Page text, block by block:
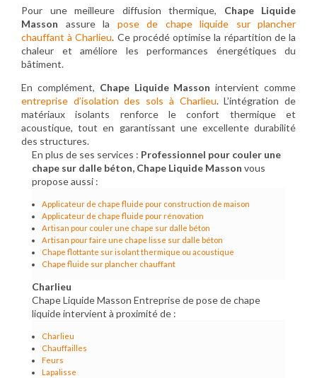
Pour une meilleure diffusion thermique, Chape Liquide
Masson assure la pose de chape liquide sur plancher
chauffant à Charlieu. Ce procédé optimise la répartition de la
chaleur et améliore les performances énergétiques du
bâtiment.
En complément, Chape Liquide Masson intervient comme
entreprise d’isolation des sols à Charlieu. L’intégration de
matériaux isolants renforce le confort thermique et
acoustique, tout en garantissant une excellente durabilité
des structures.
En plus de ses services : Professionnel pour couler une
chape sur dalle béton, Chape Liquide Masson vous
propose aussi :
Applicateur de chape fluide pour construction de maison
Applicateur de chape fluide pour rénovation
Artisan pour couler une chape sur dalle béton
Artisan pour faire une chape lisse sur dalle béton
Chape flottante sur isolant thermique ou acoustique
Chape fluide sur plancher chauffant
Charlieu
Chape Liquide Masson Entreprise de pose de chape
liquide intervient à proximité de :
Charlieu
Chauffailles
Feurs
Lapalisse